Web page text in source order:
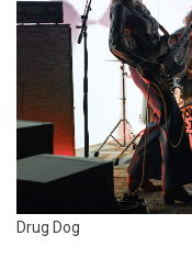
Drug Dog